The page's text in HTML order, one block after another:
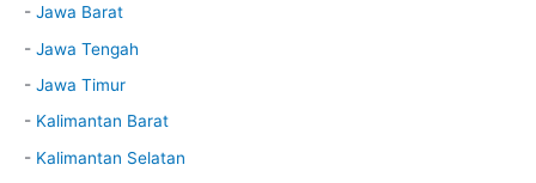
- Jawa Barat
- Jawa Tengah
- Jawa Timur
- Kalimantan Barat
- Kalimantan Selatan